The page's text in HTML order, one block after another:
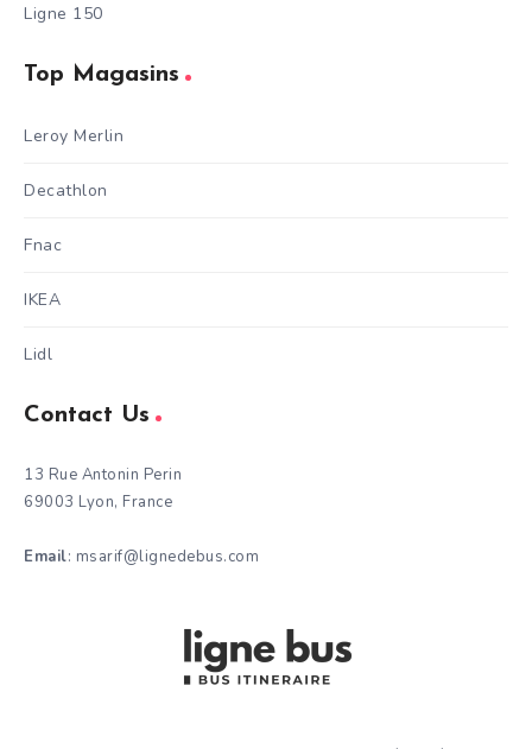
Ligne 150
Top Magasins
Leroy Merlin
Decathlon
Fnac
IKEA
Lidl
Contact Us
13 Rue Antonin Perin
69003 Lyon, France
Email: msarif@lignedebus.com